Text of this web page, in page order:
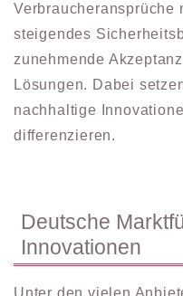
Verbraucheransprüche
steigendes
zunehmende
Lösungen. Dabei
nachhaltige
differenzieren.
Deutsche
Innovationen